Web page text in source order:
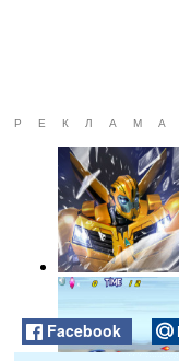
РЕКЛАМА
Facebook